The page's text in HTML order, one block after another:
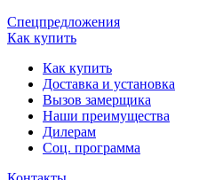
Спецпредложения
Как купить
Как купить
Доставка и установка
Вызов замерщика
Наши преимущества
Дилерам
Соц. программа